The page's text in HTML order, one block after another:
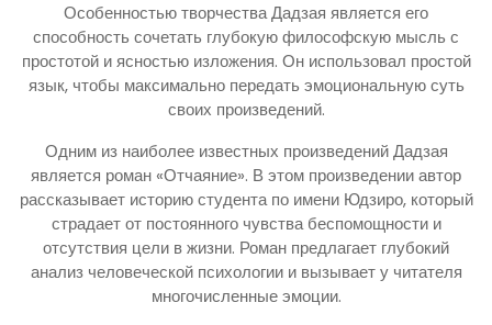
Особенностью творчества Дадзая является его
способность сочетать глубокую философскую мысль с
простотой и ясностью изложения. Он использовал простой
язык, чтобы максимально передать эмоциональную суть
своих произведений.
Одним из наиболее известных произведений Дадзая
является роман «Отчаяние». В этом произведении автор
рассказывает историю студента по имени Юдзиро, который
страдает от постоянного чувства беспомощности и
отсутствия цели в жизни. Роман предлагает глубокий
анализ человеческой психологии и вызывает у читателя
многочисленные эмоции.